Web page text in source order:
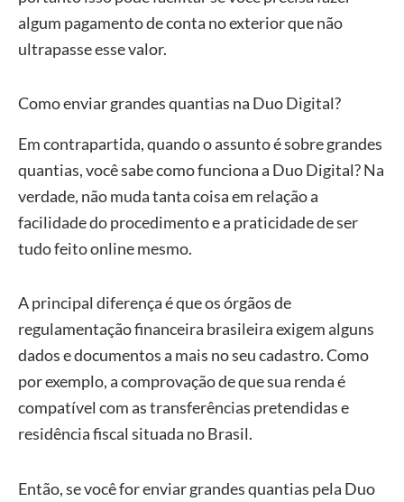
algum pagamento de conta no exterior que não
ultrapasse esse valor.
Como enviar grandes quantias na Duo Digital?
Em contrapartida, quando o assunto é sobre grandes
quantias, você sabe como funciona a Duo Digital? Na
verdade, não muda tanta coisa em relação a
facilidade do procedimento e a praticidade de ser
tudo feito online mesmo.
A principal diferença é que os órgãos de
regulamentação financeira brasileira exigem alguns
dados e documentos a mais no seu cadastro. Como
por exemplo, a comprovação de que sua renda é
compatível com as transferências pretendidas e
residência fiscal situada no Brasil.
Então, se você for enviar grandes quantias pela Duo